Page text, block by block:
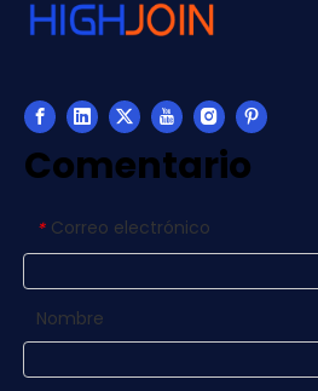
Comentario
* Correo electrónico
Nombre